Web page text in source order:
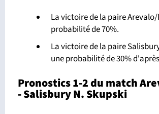
La victoire de la paire
probabilité de 70%.
La victoire de la paire
une probabilité de 30%
Pronostics 1-2 du match
- Salisbury N. Skupski